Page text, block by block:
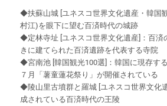
◆扶蘇山城 [ユネスコ世界文化遺産・韓国
村江)を眼下に望む百済時代の城跡
◆定林寺址 [ユネスコ世界文化遺産]：百済
きに建てられた百済遺跡を代表する寺院
◆宮南池 [韓国観光100選]：韓国に現存す
７月「薯童蓮花祭り」が開催されている
◆陵山里古墳群と羅城 [ユネスコ世界文化
成されている百済時代の王陵